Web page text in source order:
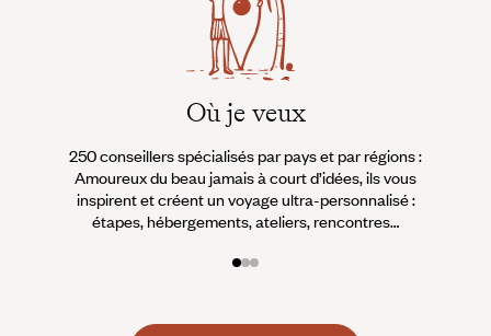
Où je veux
250 conseillers spécialisés par pays et par régions :
Amoureux du beau jamais à court d’idées, ils vous
inspirent et créent un voyage ultra-personnalisé :
étapes, hébergements, ateliers, rencontres…